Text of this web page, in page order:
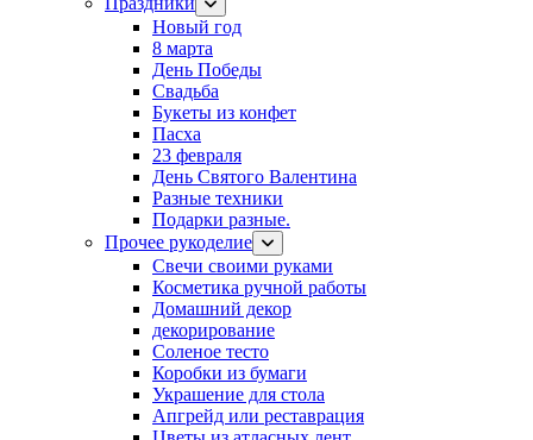
Новый год
8 марта
День Победы
Свадьба
Букеты из конфет
Пасха
23 февраля
День Святого Валентина
Разные техники
Подарки разные.
Прочее рукоделие
Свечи своими руками
Косметика ручной работы
Домашний декор
декорирование
Соленое тесто
Коробки из бумаги
Украшение для стола
Апгрейд или реставрация